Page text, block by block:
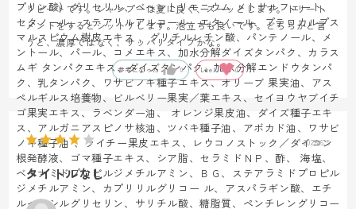
プリン酸）グリセリル、ベヘントリモニウム メトサルフェート、
セタノール、ステアリルアルコール、エタノール、プテロカルプス
マルスピウム樹皮エキス 、グリチルレチン酸、パンテノール、メ
ントール、パール、コメエキス、加水分解ダイズタンパク、カラス
ムギ タンパクエキス、ダイズタンパク、加水分解エンドウタンパ
ク、乳タンパク、ワサビノキ種子エキス、オリーブ 果実油、アス
ペルギルス培養物、ビルベリー果実／葉エキス、セイヨウヤブイチ
ゴ果実エキス、ラベンダー油、 オレンジ果皮油、ダイズ種子エキ
ス、アルガニアスピノサ核油、ツバキ種子油、アボカド油、ワサビ
ノキ種子油 、ライチー果皮エキス、レウコノストック／ダイコン
根発酵液、ゴマ種子エキス、シア脂、セラミドＮＰ、酢、 海塩、
ベヘナミドプロピルジメチルアミン、ＢＧ、ステアラミドプロピル
ジメチルアミン、カプリリルグリコー ル、アスパラギン酸、エチ
ルヘキシルグリセリン、サリチル酸、糖脂質、ペンチレングリコー
リピートです。シャンプーは夏に良く、スーッとします。トリート
メントをするとシットリします。泡立ちも良いです。どちらかと言
うと、濃厚ではなく、サッパリタイプかな。
参考になった 0 Like! 0
2026.6.5
タイトルなし